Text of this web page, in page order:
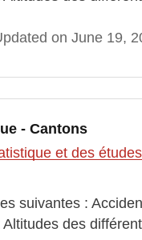
on June 19,
- Cantons
et des
suivantes :
des